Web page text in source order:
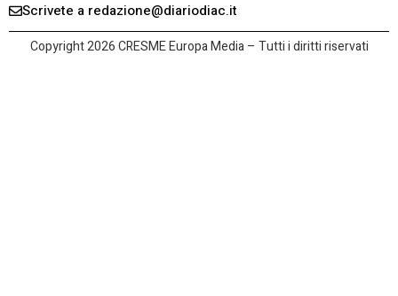
Scrivete a redazione@diariodiac.it
Copyright 2026 CRESME Europa Media – Tutti i diritti riservati